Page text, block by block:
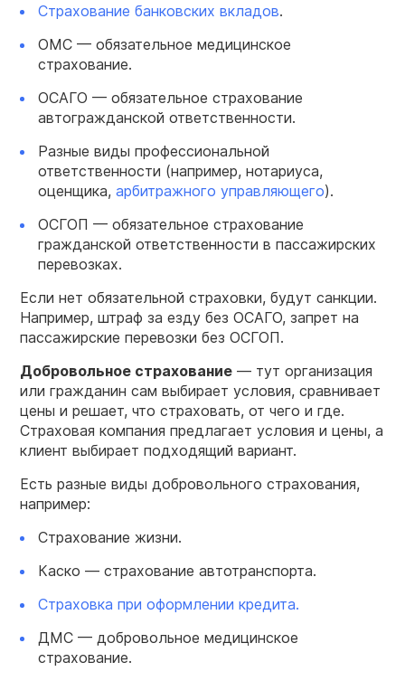
Страхование банковских вкладов.
ОМС — обязательное медицинское
страхование.
ОСАГО — обязательное страхование
автогражданской ответственности.
Разные виды профессиональной
ответственности (например, нотариуса,
оценщика, арбитражного управляющего).
ОСГОП — обязательное страхование
гражданской ответственности в пассажирских
перевозках.
Если нет обязательной страховки, будут санкции.
Например, штраф за езду без ОСАГО, запрет на
пассажирские перевозки без ОСГОП.
Добровольное страхование — тут организация
или гражданин сам выбирает условия, сравнивает
цены и решает, что страховать, от чего и где.
Страховая компания предлагает условия и цены, а
клиент выбирает подходящий вариант.
Есть разные виды добровольного страхования,
например:
Страхование жизни.
Каско — страхование автотранспорта.
Страховка при оформлении кредита.
ДМС — добровольное медицинское
страхование.